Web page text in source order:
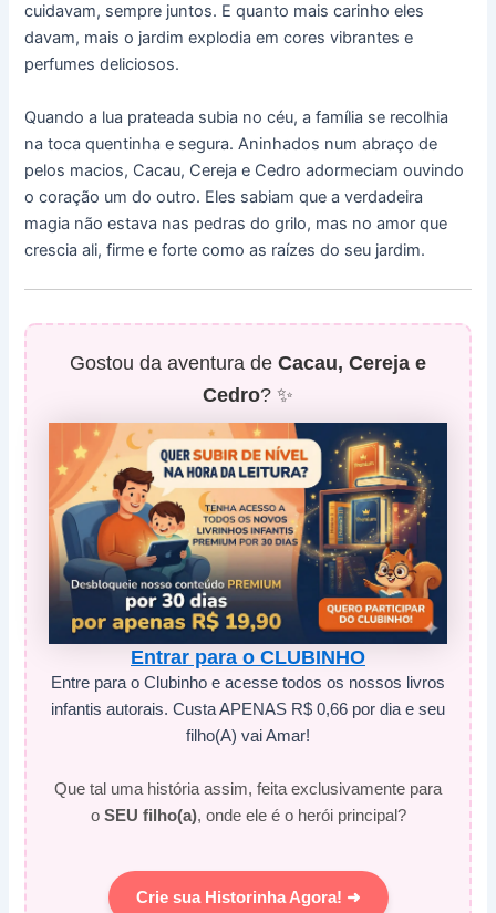
cuidavam, sempre juntos. E quanto mais carinho eles
davam, mais o jardim explodia em cores vibrantes e
perfumes deliciosos.
Quando a lua prateada subia no céu, a família se recolhia
na toca quentinha e segura. Aninhados num abraço de
pelos macios, Cacau, Cereja e Cedro adormeciam ouvindo
o coração um do outro. Eles sabiam que a verdadeira
magia não estava nas pedras do grilo, mas no amor que
crescia ali, firme e forte como as raízes do seu jardim.
Gostou da aventura de Cacau, Cereja e
Cedro? ✨
Entrar para o CLUBINHO
Entre para o Clubinho e acesse todos os nossos livros
infantis autorais. Custa APENAS R$ 0,66 por dia e seu
filho(A) vai Amar!
Que tal uma história assim, feita exclusivamente para
o SEU filho(a), onde ele é o herói principal?
Crie sua Historinha Agora! ➜